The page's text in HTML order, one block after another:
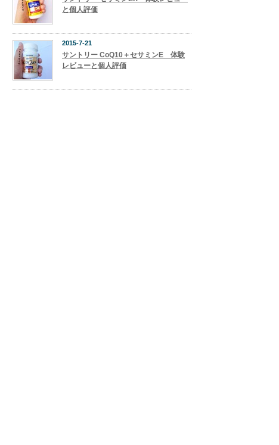
と個人評価
2015-7-21
サントリー CoQ10＋セサミンE 体験
レビューと個人評価